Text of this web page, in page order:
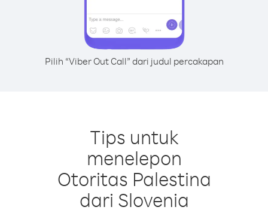
Pilih “Viber Out Call” dari judul percakapan
Tips untuk
menelepon
Otoritas Palestina
dari Slovenia